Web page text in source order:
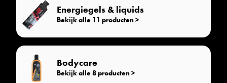
Energiegels & liquids
Bekijk alle 11 producten >
Bodycare
Bekijk alle 8 producten >